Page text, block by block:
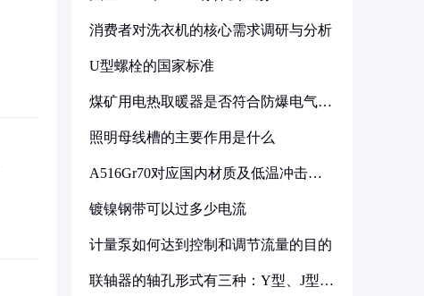
消费者对洗衣机的核心需求调研与分析
U型螺栓的国家标准
煤矿用电热取暖器是否符合防爆电气设
照明母线槽的主要作用是什么
A516Gr70对应国内材质及低温冲击要
镀镍钢带可以过多少电流
计量泵如何达到控制和调节流量的目的
联轴器的轴孔形式有三种：Y型、J型、